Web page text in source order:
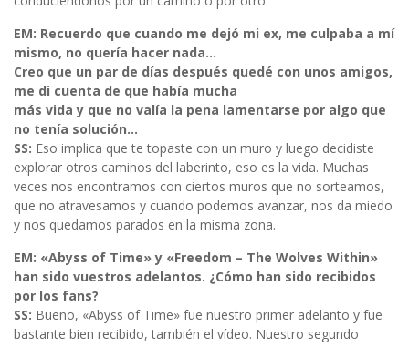
EM: Recuerdo que cuando me dejó mi ex, me culpaba a mí
mismo, no quería hacer nada…
Creo que un par de días después quedé con unos amigos,
me di cuenta de que había mucha
más vida y que no valía la pena lamentarse por algo que
no tenía solución…
SS: Eso implica que te topaste con un muro y luego decidiste
explorar otros caminos del laberinto, eso es la vida. Muchas
veces nos encontramos con ciertos muros que no sorteamos,
que no atravesamos y cuando podemos avanzar, nos da miedo
y nos quedamos parados en la misma zona.
EM: «Abyss of Time» y «Freedom – The Wolves Within»
han sido vuestros adelantos. ¿Cómo han sido recibidos
por los fans?
SS: Bueno, «Abyss of Time» fue nuestro primer adelanto y fue
bastante bien recibido, también el vídeo. Nuestro segundo